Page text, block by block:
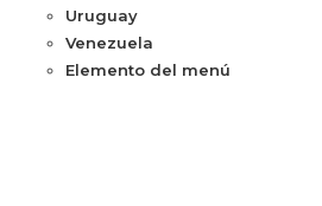
Uruguay
Venezuela
Elemento del menú